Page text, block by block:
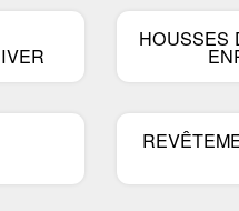
HOUSSES